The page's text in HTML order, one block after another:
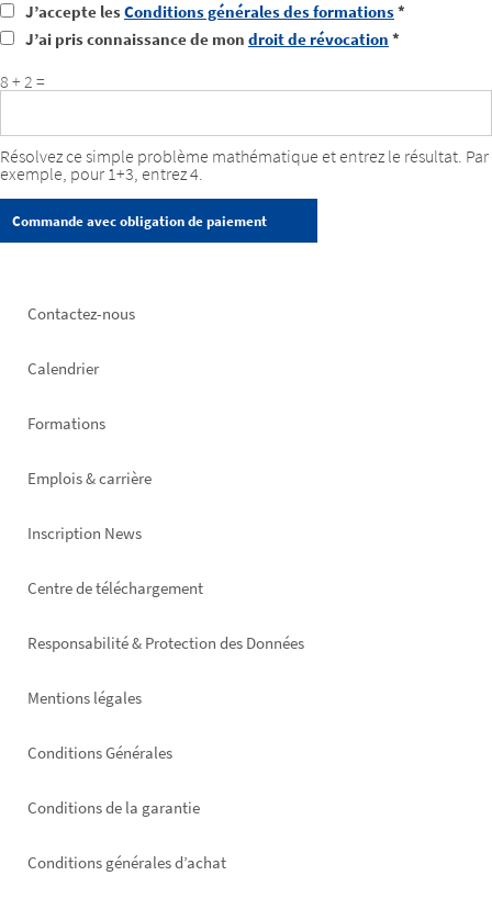
J’accepte lesConditions générales des formations*
J’ai pris connaissance de mon droit de révocation *
8 + 2 =
Résolvez ce simple problème mathématique et entrez le résultat. Par
exemple, pour 1+3, entrez 4.
Footer
Contactez-nous
Calendrier
Formations
Emplois & carrière
Inscription News
Footer
Centre de téléchargement
Responsabilité & Protection des Données
Mentions légales
Conditions Générales
Conditions de la garantie
Conditions générales d’achat